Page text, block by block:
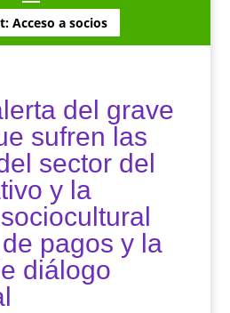
Acceso a socios
del grave
sufren las
sector del
y la
pagos y la
diálogo